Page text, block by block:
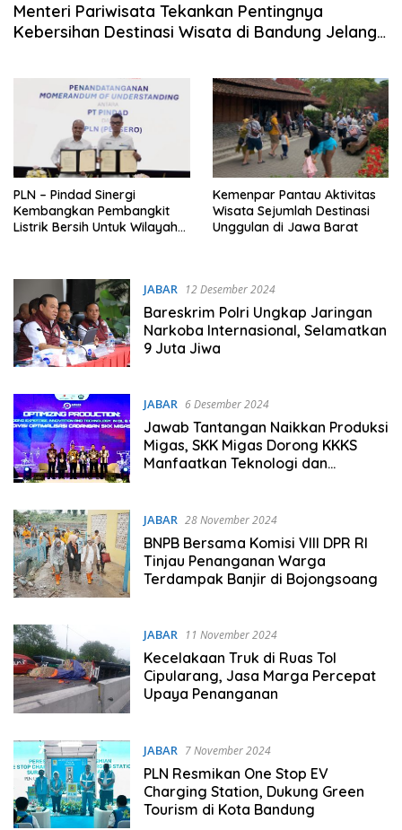
Menteri Pariwisata Tekankan Pentingnya
Kebersihan Destinasi Wisata di Bandung Jelang
PLN – Pindad Sinergi
Kembangkan Pembangkit
Listrik Bersih Untuk Wilayah
Kemenpar Pantau Aktivitas
Wisata Sejumlah Destinasi
Unggulan di Jawa Barat
JABAR 12 Desember 2024
Bareskrim Polri Ungkap Jaringan
Narkoba Internasional, Selamatkan
9 Juta Jiwa
JABAR 6 Desember 2024
Jawab Tantangan Naikkan Produksi
Migas, SKK Migas Dorong KKKS
Manfaatkan Teknologi dan
JABAR 28 November 2024
BNPB Bersama Komisi VIII DPR RI
Tinjau Penanganan Warga
Terdampak Banjir di Bojongsoang
JABAR 11 November 2024
Kecelakaan Truk di Ruas Tol
Cipularang, Jasa Marga Percepat
Upaya Penanganan
JABAR 7 November 2024
PLN Resmikan One Stop EV
Charging Station, Dukung Green
Tourism di Kota Bandung